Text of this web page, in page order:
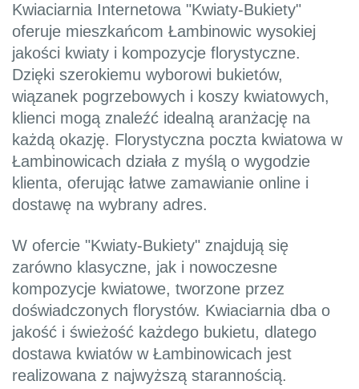
Kwiaciarnia Internetowa "Kwiaty-Bukiety"
oferuje mieszkańcom Łambinowic wysokiej
jakości kwiaty i kompozycje florystyczne.
Dzięki szerokiemu wyborowi bukietów,
wiązanek pogrzebowych i koszy kwiatowych,
klienci mogą znaleźć idealną aranżację na
każdą okazję. Florystyczna poczta kwiatowa w
Łambinowicach działa z myślą o wygodzie
klienta, oferując łatwe zamawianie online i
dostawę na wybrany adres.
W ofercie "Kwiaty-Bukiety" znajdują się
zarówno klasyczne, jak i nowoczesne
kompozycje kwiatowe, tworzone przez
doświadczonych florystów. Kwiaciarnia dba o
jakość i świeżość każdego bukietu, dlatego
dostawa kwiatów w Łambinowicach jest
realizowana z najwyższą starannością.